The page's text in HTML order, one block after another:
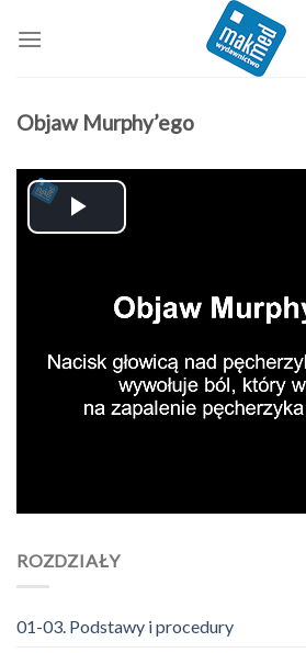
Objaw Murphy’ego
Play
ROZDZIAŁY
01-03. Podstawy i procedury